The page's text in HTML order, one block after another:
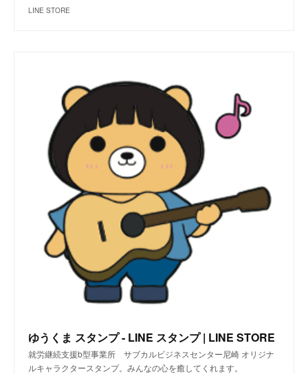
LINE STORE
ゆうくま スタンプ - LINE スタンプ | LINE STORE
就労継続支援b型事業所 サブカルビジネスセンター尼崎 オリジナ
ルキャラクタースタンプ。みんなの心を癒してくれます。